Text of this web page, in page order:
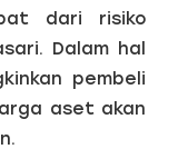
dari risiko
Dalam hal
pembeli
aset akan